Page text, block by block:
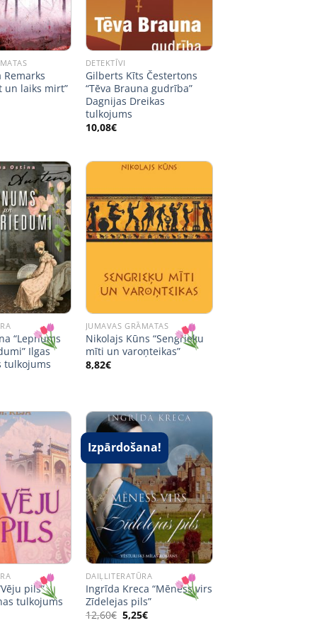
un laiks mirt”
DETEKTĪVI
Gilberts Kīts Čestertons
“Tēva Brauna gudrība”
Dagnijas Dreikas
tulkojums
10,08€
“Lepnums
Ilgas
tulkojums
JUMAVAS GRĀMATAS
Nikolajs Kūns “Sengrieķu
mīti un varoņteikas”
8,82€
pils”
tulkojums
Izpārdošana!
DAIĻLITERATŪRA
Ingrīda Kreca “Mēness virs
Zīdelejas pils”
12,60€ Original
5,25€Current